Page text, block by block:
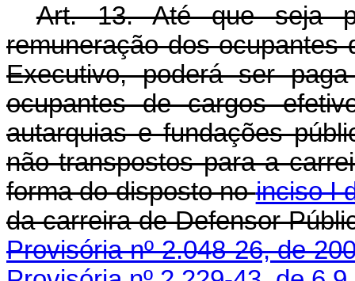
Art. 13. Até que seja
remuneração dos
Executivo, poderá ser
ocupantes de cargos
autarquias e fundações
não transpostos para a
forma do disposto noinciso I
da carreira de
Provisória nº 2.048-26, de